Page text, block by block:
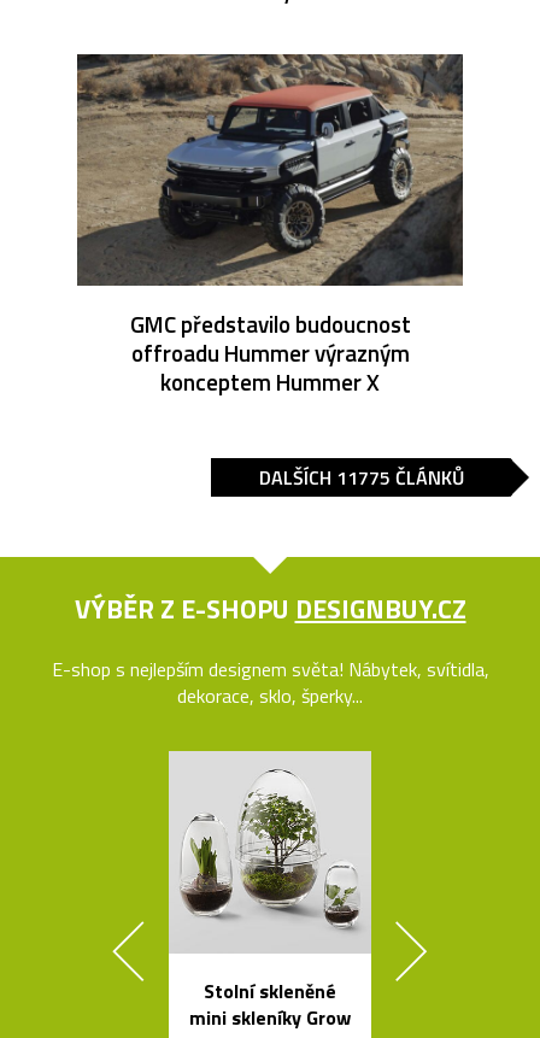
GMC představilo budoucnost
offroadu Hummer výrazným
konceptem Hummer X
DALŠÍCH 11775 ČLÁNKŮ
VÝBĚR Z E-SHOPU DESIGNBUY.CZ
E-shop s nejlepším designem světa! Nábytek, svítidla,
dekorace, sklo, šperky...
Stolní skleněné
mini skleníky Grow